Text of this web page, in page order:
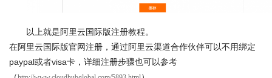
以上就是阿里云国际版注册教程。
在阿里云国际版官网注册，通过阿里云渠道合作伙伴可以不用绑定
paypal或者visa卡，详细注册步骤也可以参考